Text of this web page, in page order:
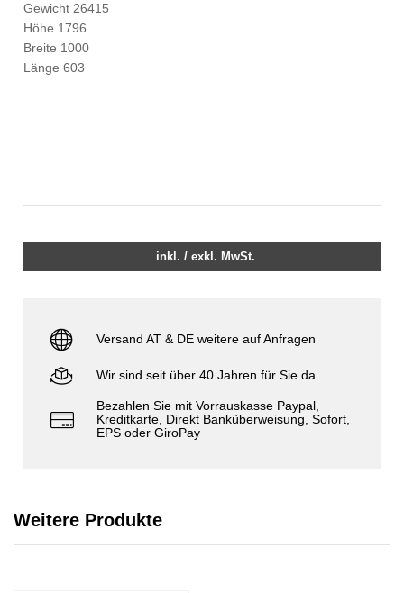
Gewicht 26415
Höhe 1796
Breite 1000
Länge 603
inkl. / exkl. MwSt.
Versand AT & DE weitere auf Anfragen
Wir sind seit über 40 Jahren für Sie da
Bezahlen Sie mit Vorrauskasse Paypal,
Kreditkarte, Direkt Banküberweisung, Sofort,
EPS oder GiroPay
Weitere Produkte